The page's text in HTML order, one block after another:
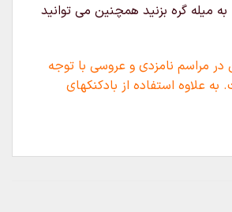
میله گره بزنید همچنین می توانید
در مراسم نامزدی و عروسی با توجه
علاوه استفاده از بادکنکهای